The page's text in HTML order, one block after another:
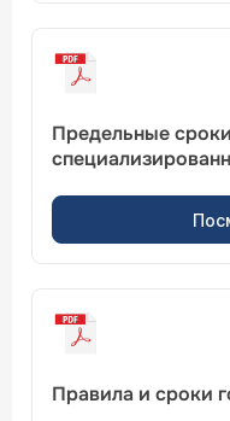
Предельные
Правила и сроки